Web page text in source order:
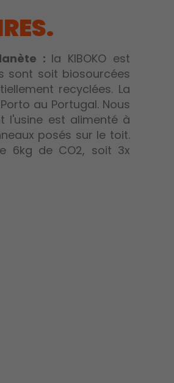
: la KIBOKO est
sont soit biosourcées
recyclées. La
au Portugal. Nous
l'usine est alimenté à
posés sur le toit.
6kg de CO2, soit 3x